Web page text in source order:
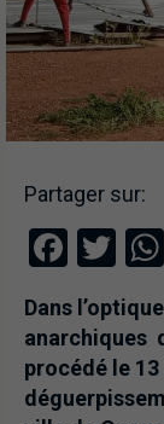
Partager sur:
Dans
anarchiques
procédé le